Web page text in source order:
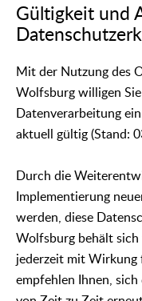
Gültigkeit und
Mit der Nutzung des
Wolfsburg willigen
Datenverarbeitung
aktuell gültig (Stand:
Durch die
Implementierung
werden, diese
Wolfsburg behält
jederzeit mit
empfehlen Ihnen,